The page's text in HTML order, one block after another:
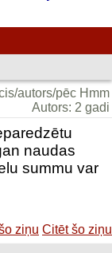
autors/pēc Hmm
Autors: 2 gadi
naudas
summu var
ziņu Citēt šo ziņu